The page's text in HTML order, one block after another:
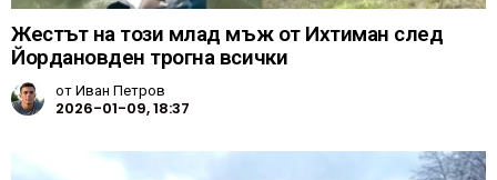
Жестът на този млад мъж от Ихтиман след
Йордановден трогна всички
отИван Петров
2026-01-09, 18:37